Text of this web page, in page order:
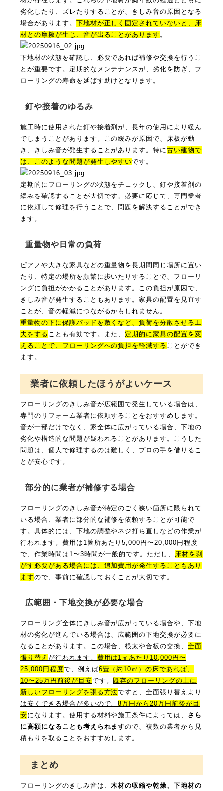
劣化したり、ズレたりすることが、きしみ音の原因となる
場合があります。 下地材が正しく固定されていないと、床
材との摩擦が生じ、音が出ることがあります 。
下地材の状態を確認し、必要であれば補修や交換を行うこ
とが重要です。定期的なメンテナンスが、劣化を防ぎ、フ
ローリングの寿命を延ばす助けとなります。
釘や接着のゆるみ
施工時に使用された釘や接着剤が、長年の使用により緩ん
でしまうことがあります。この緩みが原因で、床板が動
き、きしみ音が発生することがあります。特に古い建物で
は、このような問題が発生しやすいです。
定期的にフローリングの状態をチェックし、釘や接着剤の
緩みを確認することが大切です。必要に応じて、専門業者
に依頼して修理を行うことで、問題を解決することができ
ます。
重量物や日常の負荷
ピアノや大きな家具などの重量物を長期間同じ場所に置い
たり、特定の場所を頻繁に歩いたりすることで、フローリ
ングに負担がかかることがあります。この負担が原因で、
きしみ音が発生することもあります。家具の配置を見直す
ことが、音の軽減につながるかもしれません。
重量物の下に保護パッドを敷くなど、負荷を分散させる工
夫をする ことも有効です。また、 定期的に家具の配置を変
えることで、フローリングへの負担を軽減する ことができ
ます。
業者に依頼したほうがよいケース
フローリングのきしみ音が広範囲で発生している場合は、
専門のリフォーム業者に依頼することをおすすめします。
音が一部だけでなく、家全体に広がっている場合、下地の
劣化や構造的な問題が疑われることがあります。こうした
問題は、個人で修理するのは難しく、プロの手を借りるこ
とが安心です。
部分的に業者が補修する場合
フローリングのきしみ音が特定のごく狭い箇所に限られて
いる場合、業者に部分的な補修を依頼することが可能で
す。具体的には、下地の調整やネジ打ち直しなどの作業が
行われます。費用は1箇所あたり5,000円〜20,000円程度
で、作業時間は1〜3時間が一般的です。ただし、 床材を剥
がす必要がある場合には、追加費用が発生することもあり
ますので、事前に確認しておくことが大切です。
広範囲・下地交換が必要な場合
フローリング全体にきしみ音が広がっている場合や、下地
材の劣化が進んでいる場合は、広範囲の下地交換が必要に
なることがあります。この場合、根太や合板の交換、 全面
張り替え が行われます。 費用は1㎡あたり10,000円〜
25,000円程度で、例えば6畳（約10㎡）の床であれば、
10〜25万円前後が目安です。 既存のフローリングの上に
新しいフローリングを張る方法ですと、全面張り替えより
は安くできる場合が多いので、 8万円から20万円前後が目
安になります。使用する材料や施工条件によっては、 さら
に高額になることも考えられますので、複数の業者から見
積もりを取ることをおすすめします。
まとめ
フローリングのきしみ音は、 木材の収縮や乾燥、下地材の